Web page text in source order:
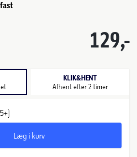
129,-
KLIK&HENT
Afhent efter 2 timer
Læg i kurv